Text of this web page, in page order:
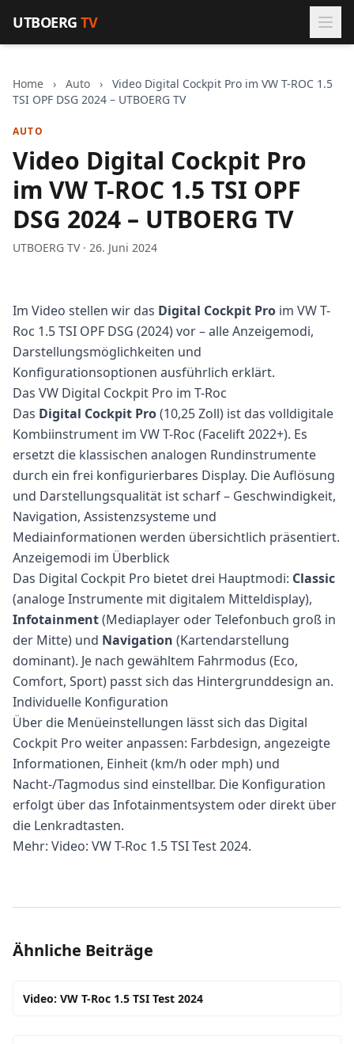
UTBOERGTV
Home › Auto ›
Video Digital Cockpit Pro im VW T-ROC 1.5
TSI OPF DSG 2024 – UTBOERG TV
AUTO
Video Digital Cockpit Pro
im VW T-ROC 1.5 TSI OPF
DSG 2024 – UTBOERG TV
UTBOERG TV · 26. Juni 2024
Im Video stellen wir das Digital Cockpit Pro im VW T-
Roc 1.5 TSI OPF DSG (2024) vor – alle Anzeigemodi,
Darstellungsmöglichkeiten und
Konfigurationsoptionen ausführlich erklärt.
Das VW Digital Cockpit Pro im T-Roc
Das Digital Cockpit Pro(10,25 Zoll) ist das volldigitale
Kombiinstrument im VW T-Roc (Facelift 2022+). Es
ersetzt die klassischen analogen Rundinstrumente
durch ein frei konfigurierbares Display. Die Auflösung
und Darstellungsqualität ist scharf – Geschwindigkeit,
Navigation, Assistenzsysteme und
Mediainformationen werden übersichtlich präsentiert.
Anzeigemodi im Überblick
Das Digital Cockpit Pro bietet drei Hauptmodi: Classic
(analoge Instrumente mit digitalem Mitteldisplay),
Infotainment(Mediaplayer oder Telefonbuch groß in
der Mitte) und Navigation (Kartendarstellung
dominant). Je nach gewähltem Fahrmodus (Eco,
Comfort, Sport) passt sich das Hintergrunddesign an.
Individuelle Konfiguration
Über die Menüeinstellungen lässt sich das Digital
Cockpit Pro weiter anpassen: Farbdesign, angezeigte
Informationen, Einheit (km/h oder mph) und
Nacht-/Tagmodus sind einstellbar. Die Konfiguration
erfolgt über das Infotainmentsystem oder direkt über
die Lenkradtasten.
Mehr: Video: VW T-Roc 1.5 TSI Test 2024.
Ähnliche Beiträge
Video: VW T-Roc 1.5 TSI Test 2024